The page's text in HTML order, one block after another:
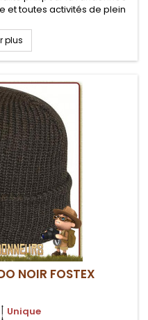
et toutes activités de plein
plus
NOIR FOSTEX
Unique